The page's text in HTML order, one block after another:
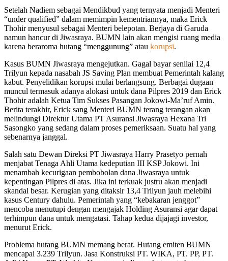
Setelah Nadiem sebagai Mendikbud yang ternyata menjadi Menteri
“under qualified” dalam memimpin kementriannya, maka Erick
Thohir menyusul sebagai Menteri belepotan. Berjaya di Garuda
namun hancur di Jiwasraya. BUMN lain akan mengisi ruang media
karena beraroma hutang “menggunung” atau korupsi.
Kasus BUMN Jiwasraya mengejutkan. Gagal bayar senilai 12,4
Trilyun kepada nasabah JS Saving Plan membuat Pemerintah kalang
kabut. Penyelidikan korupsi mulai berlangsung. Berbagai dugaan
muncul termasuk adanya alokasi untuk dana Pilpres 2019 dan Erick
Thohir adalah Ketua Tim Sukses Pasangan Jokowi-Ma’ruf Amin.
Berita terakhir, Erick sang Menteri BUMN terang terangan akan
melindungi Direktur Utama PT Asuransi Jiwasraya Hexana Tri
Sasongko yang sedang dalam proses pemeriksaan. Suatu hal yang
sebenarnya janggal.
Salah satu Dewan Direksi PT Jiwasraya Harry Prasetyo pernah
menjabat Tenaga Ahli Utama kedeputian III KSP Jokowi. Ini
menambah kecurigaan pembobolan dana Jiwasraya untuk
kepentingan Pilpres di atas. Jika ini terkuak justru akan menjadi
skandal besar. Kerugian yang ditaksir 13,4 Trilyun jauh melebihi
kasus Century dahulu. Pemerintah yang “kebakaran jenggot”
mencoba menutupi dengan mengajak Holding Asuransi agar dapat
terhimpun dana untuk mengatasi. Tahap kedua dijajagi investor,
menurut Erick.
Problema hutang BUMN memang berat. Hutang emiten BUMN
mencapai 3.239 Trilyun. Jasa Konstruksi PT. WIKA, PT. PP, PT.